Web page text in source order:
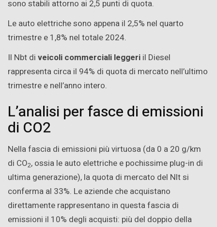
sono stabili attorno ai 2,5 punti di quota.
Le auto elettriche sono appena il 2,5% nel quarto
trimestre e 1,8% nel totale 2024.
Il Nbt di veicoli commerciali leggeri il Diesel
rappresenta circa il 94% di quota di mercato nell’ultimo
trimestre e nell’anno intero.
L’analisi per fasce di emissioni
di CO2
Nella fascia di emissioni più virtuosa (da 0 a 20 g/km
di CO2, ossia le auto elettriche e pochissime plug-in di
ultima generazione), la quota di mercato del Nlt si
conferma al 33%. Le aziende che acquistano
direttamente rappresentano in questa fascia di
emissioni il 10% degli acquisti: più del doppio della